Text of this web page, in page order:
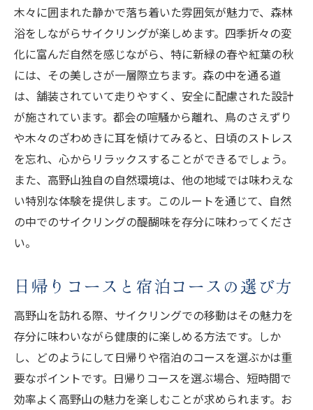
木々に囲まれた静かで落ち着いた雰囲気が魅力で、森林
浴をしながらサイクリングが楽しめます。四季折々の変
化に富んだ自然を感じながら、特に新緑の春や紅葉の秋
には、その美しさが一層際立ちます。森の中を通る道
は、舗装されていて走りやすく、安全に配慮された設計
が施されています。都会の喧騒から離れ、鳥のさえずり
や木々のざわめきに耳を傾けてみると、日頃のストレス
を忘れ、心からリラックスすることができるでしょう。
また、高野山独自の自然環境は、他の地域では味わえな
い特別な体験を提供します。このルートを通じて、自然
の中でのサイクリングの醍醐味を存分に味わってくださ
い。
日帰りコースと宿泊コースの選び方
高野山を訪れる際、サイクリングでの移動はその魅力を
存分に味わいながら健康的に楽しめる方法です。しか
し、どのようにして日帰りや宿泊のコースを選ぶかは重
要なポイントです。日帰りコースを選ぶ場合、短時間で
効率よく高野山の魅力を楽しむことが求められます。お